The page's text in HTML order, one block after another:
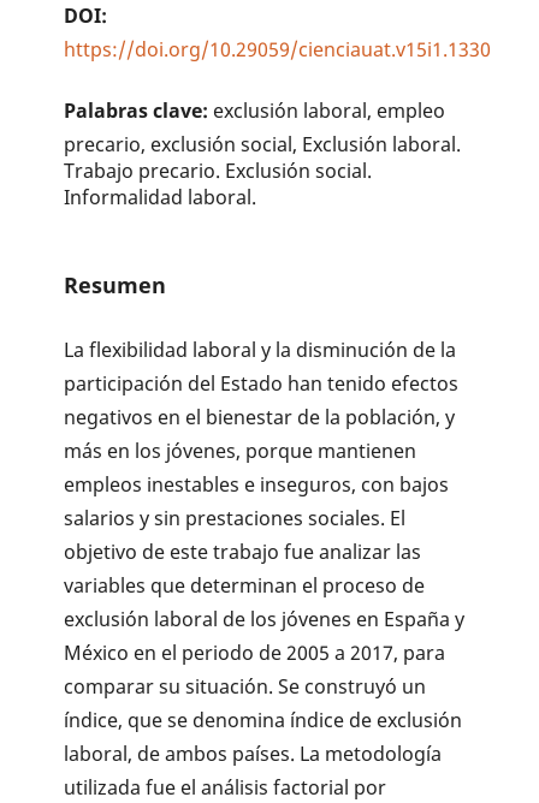
DOI:
https://doi.org/10.29059/cienciauat.v15i1.1330
Palabras clave: exclusión laboral, empleo
precario, exclusión social, Exclusión laboral.
Trabajo precario. Exclusión social.
Informalidad laboral.
Resumen
La flexibilidad laboral y la disminución de la
participación del Estado han tenido efectos
negativos en el bienestar de la población, y
más en los jóvenes, porque mantienen
empleos inestables e inseguros, con bajos
salarios y sin prestaciones sociales. El
objetivo de este trabajo fue analizar las
variables que determinan el proceso de
exclusión laboral de los jóvenes en España y
México en el periodo de 2005 a 2017, para
comparar su situación. Se construyó un
índice, que se denomina índice de exclusión
laboral, de ambos países. La metodología
utilizada fue el análisis factorial por